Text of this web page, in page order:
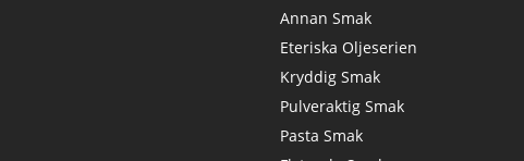
Annan Smak
Eteriska Oljeserien
Kryddig Smak
Pulveraktig Smak
Pasta Smak